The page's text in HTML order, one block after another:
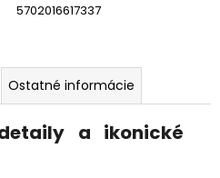
5702016617337
Ostatné informácie
a ikonické